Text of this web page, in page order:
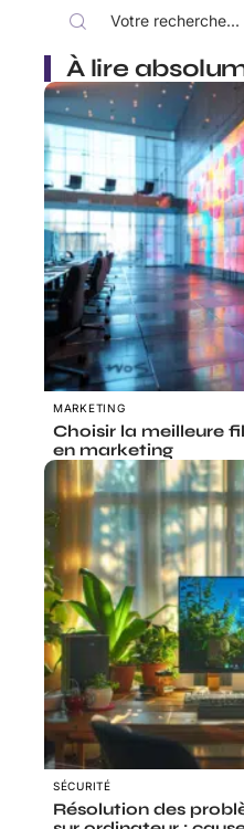
À lire
MARKETING
Choisir la meilleure
en marketing
SÉCURITÉ
Résolution des